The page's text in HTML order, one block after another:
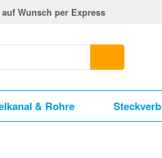
Wunsch per Express
& Rohre